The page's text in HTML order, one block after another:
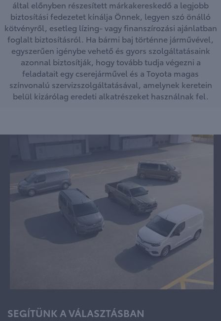
által előnyben részesített márkakereskedő a legjobb
biztosítási fedezetet kínálja Önnek, legyen szó önálló
kötvényről, esetleg lízing- vagy finanszírozási ajánlatban
foglalt biztosításról. Ha bármi baj történne járművével,
egyszerűen igénybe vehető és gyors szolgáltatásaink
azonnal biztosítják, hogy tovább tudja végezni a
feladatait egy cserejárművel és a Toyota magas
színvonalú szervizszolgáltatásával, amelynek keretein
belül kizárólag eredeti alkatrészeket használnak fel.
SEGÍTÜNK A VÁLASZTÁSBAN